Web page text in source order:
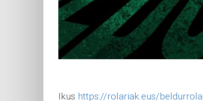
Ikus https://rolariak.eus/beldurrola